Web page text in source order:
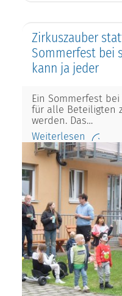
Zirkuszauber
Sommerfest bei
kann ja jeder
Ein Sommerfest
für alle Beteiligten
werden. Das…
Weiterlesen